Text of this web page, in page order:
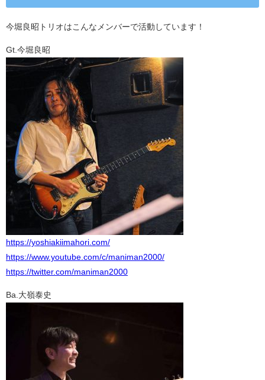
今堀良昭トリオはこんなメンバーで活動しています！
Gt.今堀良昭
https://yoshiakiimahori.com/
https://www.youtube.com/c/maniman2000/
https://twitter.com/maniman2000
Ba.大嶺泰史